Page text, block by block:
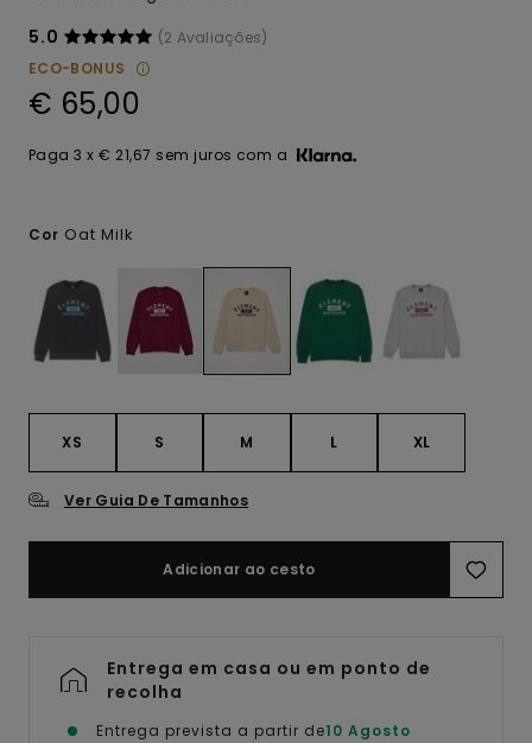
5.0
(2 Avaliações)
ECO-BONUS
€ 65,00
Paga 3 x € 21,67 sem juros com a
Cor Oat Milk
XS S M L XL
Ver Guia De Tamanhos
Adicionar ao cesto
Entrega em casa ou em ponto de
recolha
Entrega prevista a partir de10 Agosto